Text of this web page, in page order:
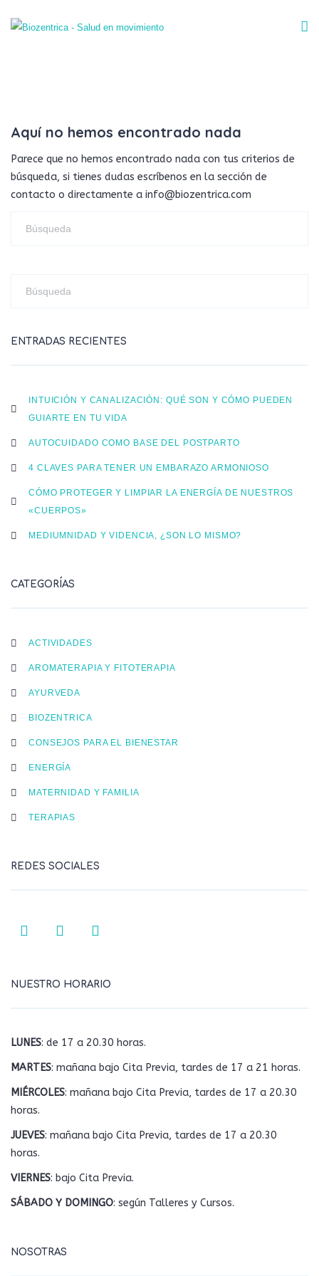
Aquí no hemos encontrado nada
Parece que no hemos encontrado nada con tus criterios de
búsqueda, si tienes dudas escríbenos en la sección de
contacto o directamente a info@biozentrica.com
ENTRADAS RECIENTES
INTUICIÓN Y CANALIZACIÓN: QUÉ SON Y CÓMO PUEDEN
GUIARTE EN TU VIDA
AUTOCUIDADO COMO BASE DEL POSTPARTO
4 CLAVES PARA TENER UN EMBARAZO ARMONIOSO
CÓMO PROTEGER Y LIMPIAR LA ENERGÍA DE NUESTROS
«CUERPOS»
MEDIUMNIDAD Y VIDENCIA, ¿SON LO MISMO?
CATEGORÍAS
ACTIVIDADES
AROMATERAPIA Y FITOTERAPIA
AYURVEDA
BIOZENTRICA
CONSEJOS PARA EL BIENESTAR
ENERGÍA
MATERNIDAD Y FAMILIA
TERAPIAS
REDES SOCIALES
NUESTRO HORARIO
LUNES: de 17 a 20.30 horas.
MARTES: mañana bajo Cita Previa, tardes de 17 a 21 horas.
MIÉRCOLES: mañana bajo Cita Previa, tardes de 17 a 20.30
horas.
JUEVES: mañana bajo Cita Previa, tardes de 17 a 20.30
horas.
VIERNES: bajo Cita Previa.
SÁBADO Y DOMINGO: según Talleres y Cursos.
NOSOTRAS